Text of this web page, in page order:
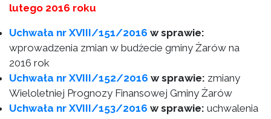
lutego 2016 roku
Uchwała nr XVIII/151/2016 w sprawie:
wprowadzenia zmian w budżecie gminy Żarów na
2016 rok
Uchwała nr XVIII/152/2016 w sprawie: zmiany
Wieloletniej Prognozy Finansowej Gminy Żarów
Uchwała nr XVIII/153/2016 w sprawie: uchwalenia